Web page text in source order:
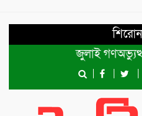
জুলাই